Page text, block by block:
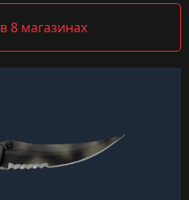
8 магазинах